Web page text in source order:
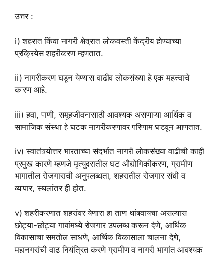
उत्तर :
i) शहरात किंवा नागरी क्षेत्रात लोकवस्ती केंद्रीय होण्याच्या
प्रक्रियेस शहरीकरण म्हणतात.
ii) नागरीकरण घडून येण्यास वाढीव लोकसंख्या हे एक महत्त्वाचे
कारण आहे.
iii) हवा, पाणी, समूहजीवनासाठी आवश्यक असणाऱ्या आर्थिक व
सामाजिक संस्था हे घटक नागरीकरणावर परिणाम घडवून आणतात.
iv) स्वातंत्र्योत्तर भारताच्या संदर्भात नागरी लोकसंख्या वाढीची काही
प्रमुख कारणे म्हणजे मृत्युदरातील घट औद्योगिकीकरण, ग्रामीण
भागातील रोजगाराची अनुपलब्धता, शहरातील रोजगार संधी व
व्यापार, स्थलांतर ही होत.
v) शहरीकरणात शहरांवर येणारा हा ताण थांबवायचा असल्यास
छोट्या-छोट्या गावांमध्ये रोजगार उपलब्ध करून देणे, आर्थिक
विकासाचा समतोल साधणे, आर्थिक विकासाला चालना देणे,
महानगरांची वाढ नियंत्रित करणे ग्रामीण व नागरी भागांत आवश्यक